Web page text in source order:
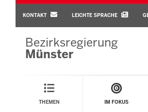
SPRACHEN
KONTAKT LEICHTE SPRACHE
Bezirksregierung
Münster
THEMEN IM FOKUS